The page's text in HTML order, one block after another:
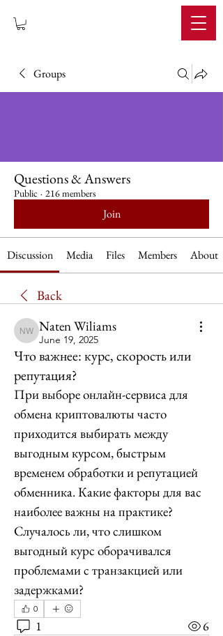
Groups
Questions & Answers
Public · 216 members
Join
Discussion Media Files Members About
Back
Naten Wiliams
Naten Wiliams
June 19, 2025
Что важнее: курс, скорость или
репутация?
При выборе онлайн-сервиса для
обмена криптовалюты часто
приходится выбирать между
выгодным курсом, быстрым
временем обработки и репутацией
обменника. Какие факторы для вас
наиболее важны на практике?
Случалось ли, что слишком
выгодный курс оборачивался
проблемами с транзакцией или
задержками?
0
1 6